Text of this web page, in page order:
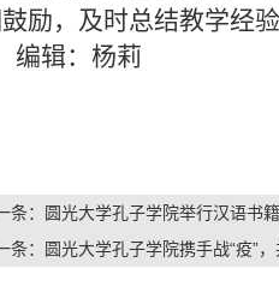
励，及时总结教学经
编辑：杨莉
条：
圆光大学孔子学院举行汉语书
条：
圆光大学孔子学院携手战“疫”